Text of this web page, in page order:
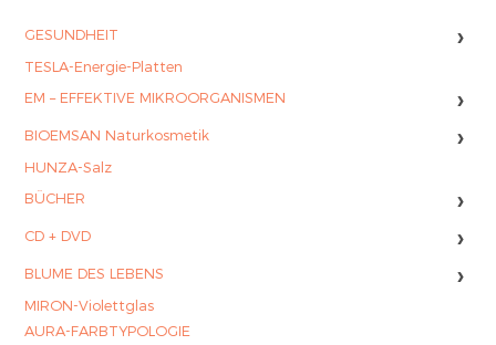
GESUNDHEIT ›
TESLA-Energie-Platten
EM – EFFEKTIVE MIKROORGANISMEN
›
BIOEMSAN Naturkosmetik ›
HUNZA-Salz
BÜCHER
›
CD + DVD ›
BLUME DES LEBENS ›
MIRON-Violettglas
AURA-FARBTYPOLOGIE